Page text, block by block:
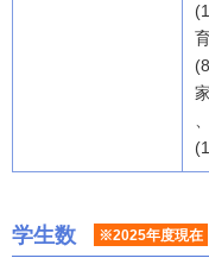
学生数 ※2025年度現在